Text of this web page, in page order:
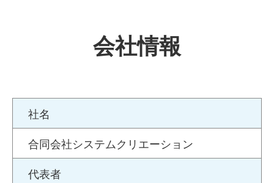
会社情報
社名
合同会社システムクリエーション
代表者